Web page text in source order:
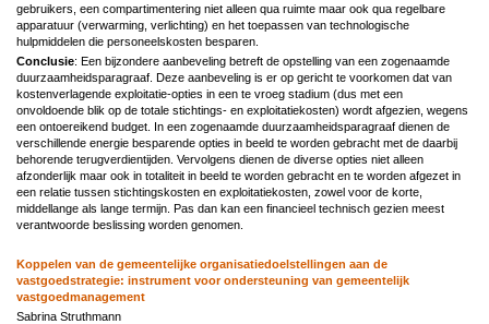
gebruikers, een compartimentering niet alleen qua ruimte maar ook qua regelbare
apparatuur (verwarming, verlichting) en het toepassen van technologische
hulpmiddelen die personeelskosten besparen.
Conclusie: Een bijzondere aanbeveling betreft de opstelling van een zogenaamde
duurzaamheidsparagraaf. Deze aanbeveling is er op gericht te voorkomen dat van
kostenverlagende exploitatie-opties in een te vroeg stadium (dus met een
onvoldoende blik op de totale stichtings- en exploitatiekosten) wordt afgezien, wegens
een ontoereikend budget. In een zogenaamde duurzaamheidsparagraaf dienen de
verschillende energie besparende opties in beeld te worden gebracht met de daarbij
behorende terugverdientijden. Vervolgens dienen de diverse opties niet alleen
afzonderlijk maar ook in totaliteit in beeld te worden gebracht en te worden afgezet in
een relatie tussen stichtingskosten en exploitatiekosten, zowel voor de korte,
middellange als lange termijn. Pas dan kan een financieel technisch gezien meest
verantwoorde beslissing worden genomen.
Koppelen van de gemeentelijke organisatiedoelstellingen aan de
vastgoedstrategie: instrument voor ondersteuning van gemeentelijk
vastgoedmanagement
Sabrina Struthmann